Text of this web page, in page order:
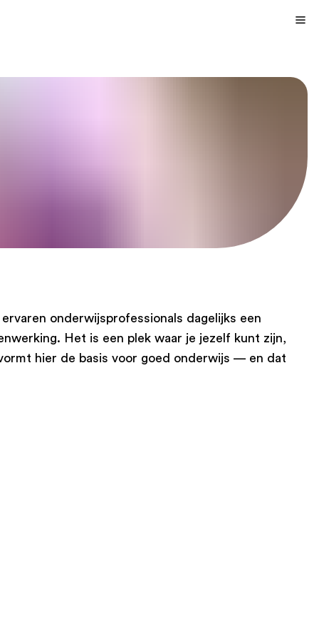
onderwijsprofessionals dagelijks een
Het is een plek waar je jezelf kunt zijn,
hier de basis voor goed onderwijs — en dat